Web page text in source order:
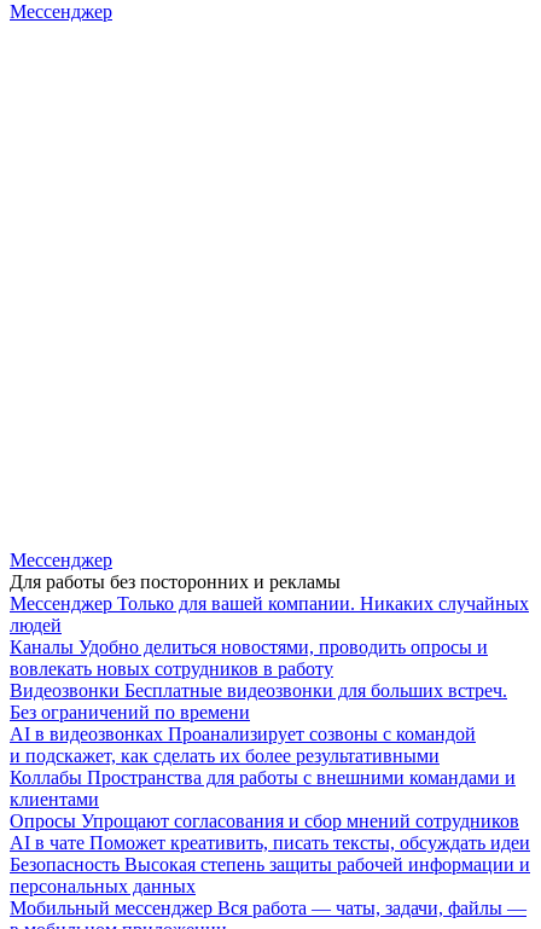
Мессенджер
Мессенджер
Для работы без посторонних и рекламы
Мессенджер Только для вашей компании. Никаких случайных
людей
Каналы Удобно делиться новостями, проводить опросы и
вовлекать новых сотрудников в работу
Видеозвонки Бесплатные видеозвонки для больших встреч.
Без ограничений по времени
AI в видеозвонках Проанализирует созвоны с командой
и подскажет, как сделать их более результативными
Коллабы Пространства для работы с внешними командами и
клиентами
Опросы Упрощают согласования и сбор мнений сотрудников
AI в чате Поможет креативить, писать тексты, обсуждать идеи
Безопасность Высокая степень защиты рабочей информации и
персональных данных
Мобильный мессенджер Вся работа — чаты, задачи, файлы —